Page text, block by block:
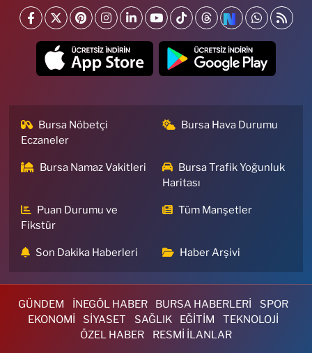
Bursa Nöbetçi
Eczaneler
Bursa Hava Durumu
Bursa Namaz Vakitleri
Bursa Trafik Yoğunluk
Haritası
Puan Durumu ve
Fikstür
Tüm Manşetler
Son Dakika Haberleri Haber Arşivi
GÜNDEM İNEGÖL HABER BURSA HABERLERİ
SPOR
EKONOMİ
SİYASET SAĞLIK EĞİTİM
TEKNOLOJİ
ÖZEL HABER
RESMİ İLANLAR